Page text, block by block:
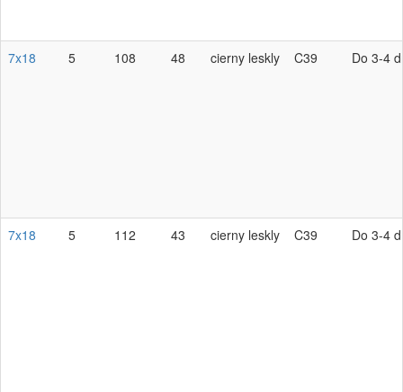
7x18 5 108 48 cierny leskly C39 Do 3-4
7x18 5 112 43 cierny leskly C39 Do 3-4